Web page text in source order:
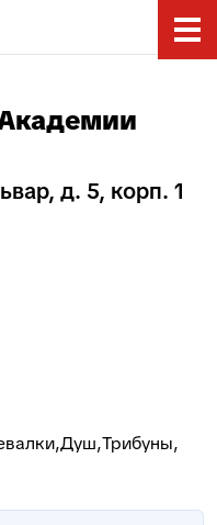
д. 5, корп. 1
Душ Трибуны